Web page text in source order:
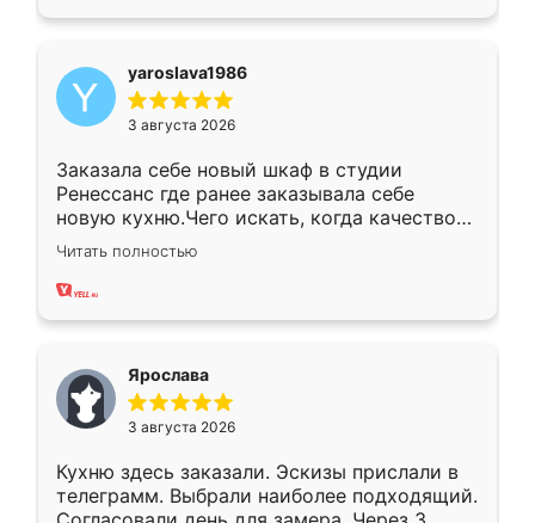
yaroslava1986
3 августа 2026
Заказала себе новый шкаф в студии
Ренессанс где ранее заказывала себе
новую кухню.Чего искать, когда качеством
вполне довольна. Служит кухня уже почти
два года, нареканий нет.
Читать полностью
Ярослава
3 августа 2026
Кухню здесь заказали. Эскизы прислали в
телеграмм. Выбрали наиболее подходящий.